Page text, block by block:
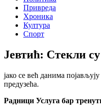
Привреда
Хроника
Култура
Спорт
Јевтић: Стекли
jако се већ данима поjављуjу
предузећа.
Радници Услуга бар